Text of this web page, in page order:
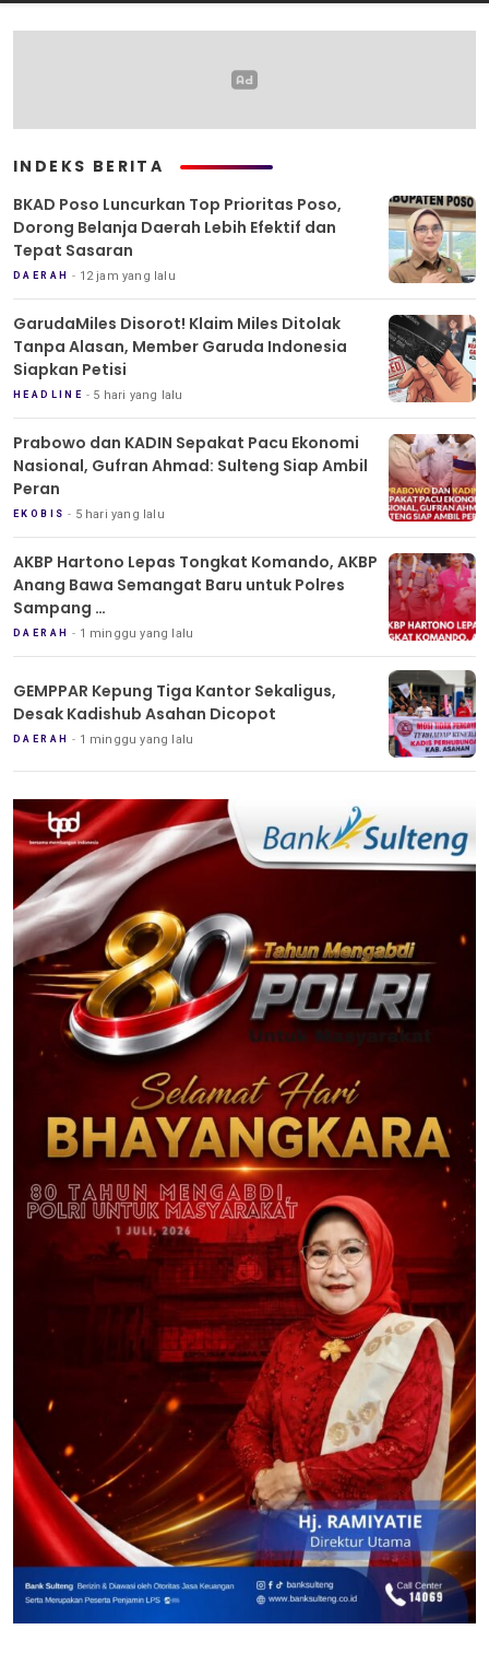
INDEKS BERITA
BKAD Poso Luncurkan Top Prioritas Poso,
Dorong Belanja Daerah Lebih Efektif dan
Tepat Sasaran
DAERAH 12 jam yang lalu
GarudaMiles Disorot! Klaim Miles Ditolak
Tanpa Alasan, Member Garuda Indonesia
Siapkan Petisi
HEADLINE 5 hari yang lalu
Prabowo dan KADIN Sepakat Pacu Ekonomi
Nasional, Gufran Ahmad: Sulteng Siap Ambil
Peran
EKOBIS 5 hari yang lalu
AKBP Hartono Lepas Tongkat Komando, AKBP
Anang Bawa Semangat Baru untuk Polres
Sampang
Tradisi Pedang Pora Iringi Sertijab Kapolres
Sampang
DAERAH 1 minggu yang lalu
GEMPPAR Kepung Tiga Kantor Sekaligus,
Desak Kadishub Asahan Dicopot
DAERAH 1 minggu yang lalu